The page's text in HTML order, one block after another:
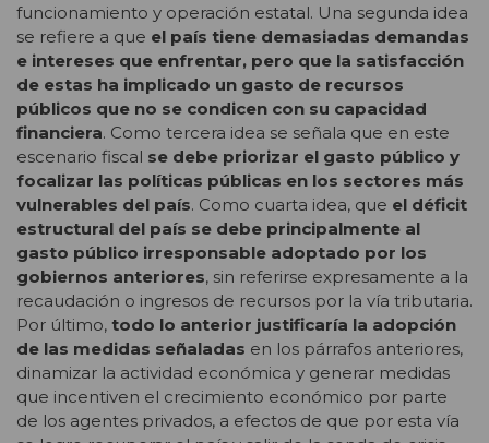
funcionamiento y operación estatal. Una segunda idea
se refiere a que el país tiene demasiadas demandas
e intereses que enfrentar, pero que la satisfacción
de estas ha implicado un gasto de recursos
públicos que no se condicen con su capacidad
financiera. Como tercera idea se señala que en este
escenario fiscal se debe priorizar el gasto público y
focalizar las políticas públicas en los sectores más
vulnerables del país. Como cuarta idea, que el déficit
estructural del país se debe principalmente al
gasto público irresponsable adoptado por los
gobiernos anteriores, sin referirse expresamente a la
recaudación o ingresos de recursos por la vía tributaria.
Por último, todo lo anterior justificaría la adopción
de las medidas señaladas en los párrafos anteriores,
dinamizar la actividad económica y generar medidas
que incentiven el crecimiento económico por parte
de los agentes privados, a efectos de que por esta vía